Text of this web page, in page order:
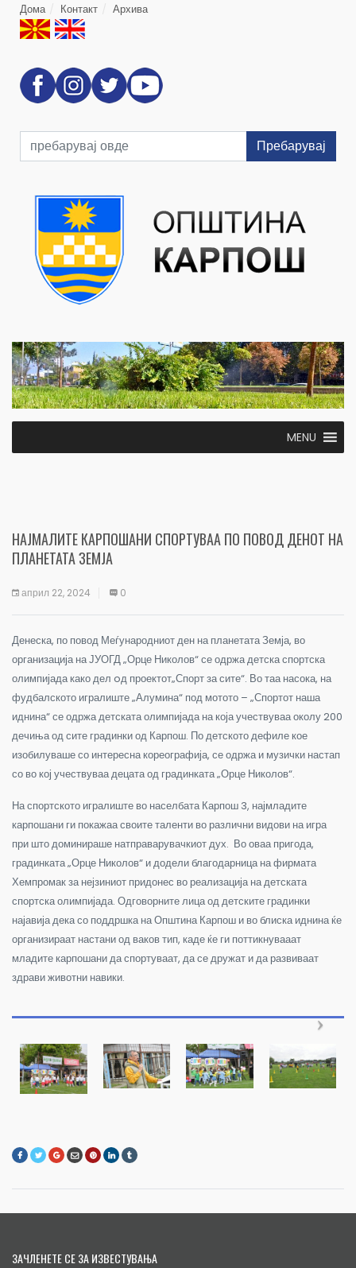
Дома Контакт Архива
Пребарувај
MENU
НАЈМАЛИТЕ КАРПОШАНИ СПОРТУВАА ПО ПОВОД ДЕНОТ НА
ПЛАНЕТАТА ЗЕМЈА
април 22, 2024 0
Денеска, по повод Меѓународниот ден на планетата Земја, во
организација на ЈУОГД „Орце Николов“ се одржа детска спортска
олимпијада како дел oд проектот„Спорт за сите“. Во таа насока, на
фудбалското игралиште „Алумина“ под мотото – „Спортот наша
иднина“ се одржа детската олимпијада на која учествуваа околу 200
дечиња од сите градинки од Карпош. По детското дефиле кое
изобилуваше со интересна кореографија, се одржа и музички настап
со во кој учествуваа децата од градинката „Орце Николов“.
На спортското игралиште во населбата Карпош 3, најмладите
карпошани ги покажаа своите таленти во различни видови на игра
при што доминираше натправарувачкиот дух. Во оваа пригода,
градинката „Орце Николов“ и додели благодарница на фирмата
Хемпромак за нејзиниот придонес во реализација на детската
спортска олимпијада. Одговорните лица од детските градинки
најавија дека со поддршка на Општина Карпош и во блиска иднина ќе
организираат настани од ваков тип, каде ќе ги поттикнувааат
младите карпошани да спортуваат, да се дружат и да развиваат
здрави животни навики.
ЗАЧЛЕНЕТЕ СЕ ЗА ИЗВЕСТУВАЊА